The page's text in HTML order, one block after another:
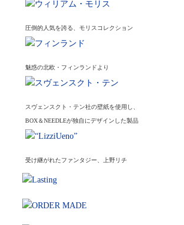
圧倒的人気を誇る、モリスコレクション
魅惑の北欧・フィンランドより
スヴェンスクト・テン社の壁紙を使用し、
BOX＆NEEDLEが独自にデザインした製品
受け継がれたファンタジー、上野リチ